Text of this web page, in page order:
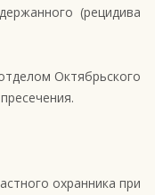
(рецидива
Октябрьского
охранника при